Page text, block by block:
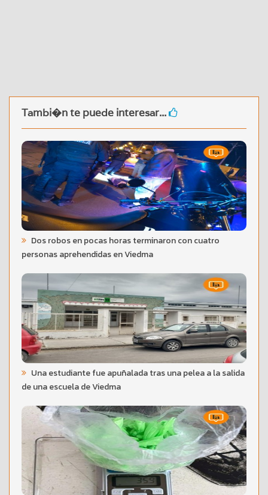
Tambi�n te puede interesar...
Dos robos en pocas horas terminaron con cuatro
personas aprehendidas en Viedma
Una estudiante fue apuñalada tras una pelea a la salida
de una escuela de Viedma